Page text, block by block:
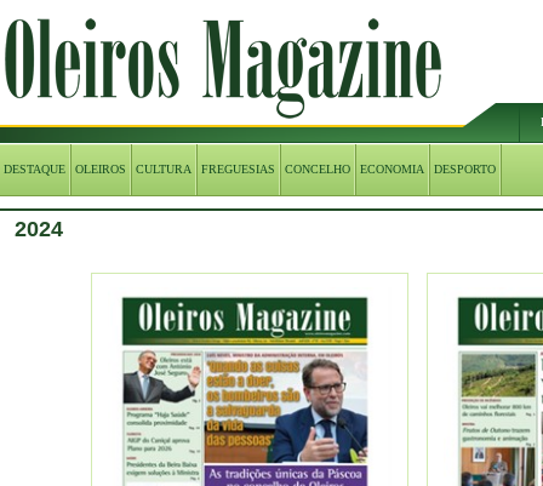
DESTAQUE OLEIROS CULTURA FREGUESIAS CONCELHO ECONOMIA DESPORTO
2024